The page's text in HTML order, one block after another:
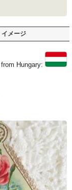
イメージ
from Hungary: